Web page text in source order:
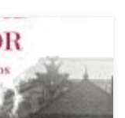
nos dejó
rememoremos
padres me